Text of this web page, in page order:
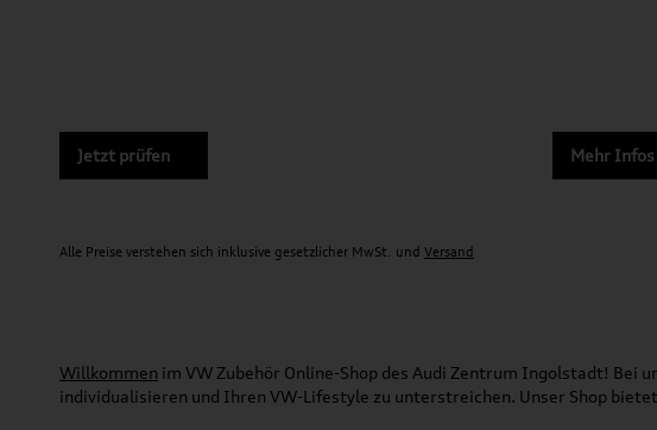
Jetzt prüfen Mehr Infos
Alle Preise verstehen sich inklusive gesetzlicher MwSt. und Versand
Willkommen im VW Zubehör Online-Shop des Audi Zentrum Ingolstadt! Bei
individualisieren und Ihren VW-Lifestyle zu unterstreichen. Unser Shop